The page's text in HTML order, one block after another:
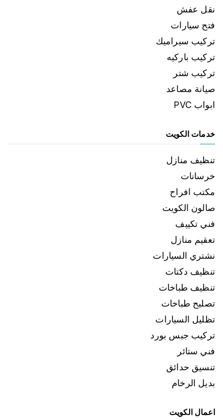
نقل عفش
فتح سيارات
تركيب سيراميك
تركيب باركيه
تركيب شتر
صيانة مصاعد
ابواب PVC
خدمات الكويت
تنظيف منازل
خرسانات
مكتب افراح
صالون الكويت
فني تكييف
تعقيم منازل
نشتري السيارات
تنظيف دكتات
تنظيف طباخات
تصليح طباخات
تظليل السيارات
تركيب جبس بورد
فني ستائر
تنسيق حدائق
بديل الرخام
اعمال الكويت